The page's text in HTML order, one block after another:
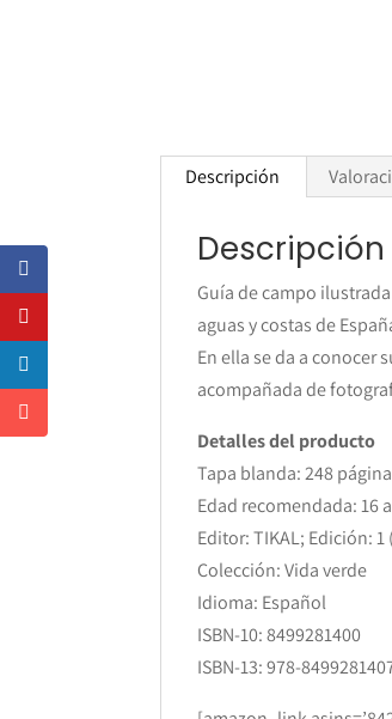
Descripción
Descripción
Guía de campo
aguas y costas de
En ella se da a
acompañada de
Detalles del producto
Tapa blanda: 248
Edad recomendada: 16
Editor: TIKAL; Edición: 1
Colección: Vida verde
Idioma: Español
ISBN-10: 8499281400
ISBN-13: 978-